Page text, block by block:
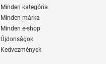
Minden kategória
Minden márka
Minden e-shop
Újdonságok
Kedvezmények